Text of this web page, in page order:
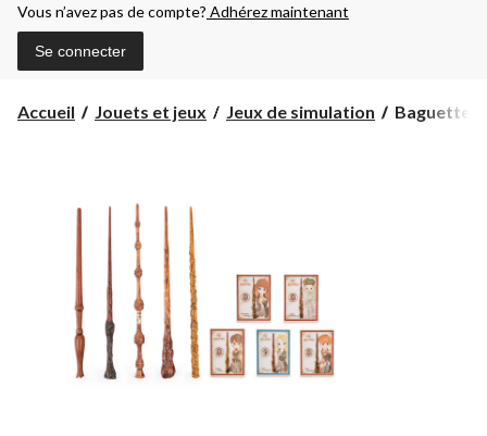
Vous n’avez pas de compte? Adhérez maintenant
Se connecter
Accueil Jouets et jeux Jeux de simulation
Baguette
Baguette